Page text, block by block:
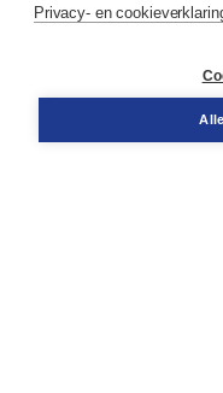
Contact
Privacy- en